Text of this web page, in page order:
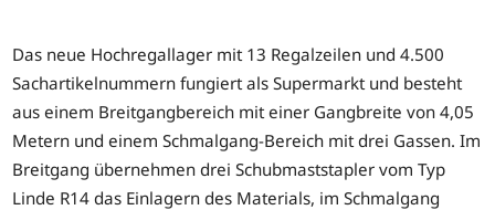
Das neue Hochregallager mit 13 Regalzeilen und 4.500
Sachartikelnummern fungiert als Supermarkt und besteht
aus einem Breitgangbereich mit einer Gangbreite von 4,05
Metern und einem Schmalgang-Bereich mit drei Gassen. Im
Breitgang übernehmen drei Schubmaststapler vom Typ
Linde R14 das Einlagern des Materials, im Schmalgang